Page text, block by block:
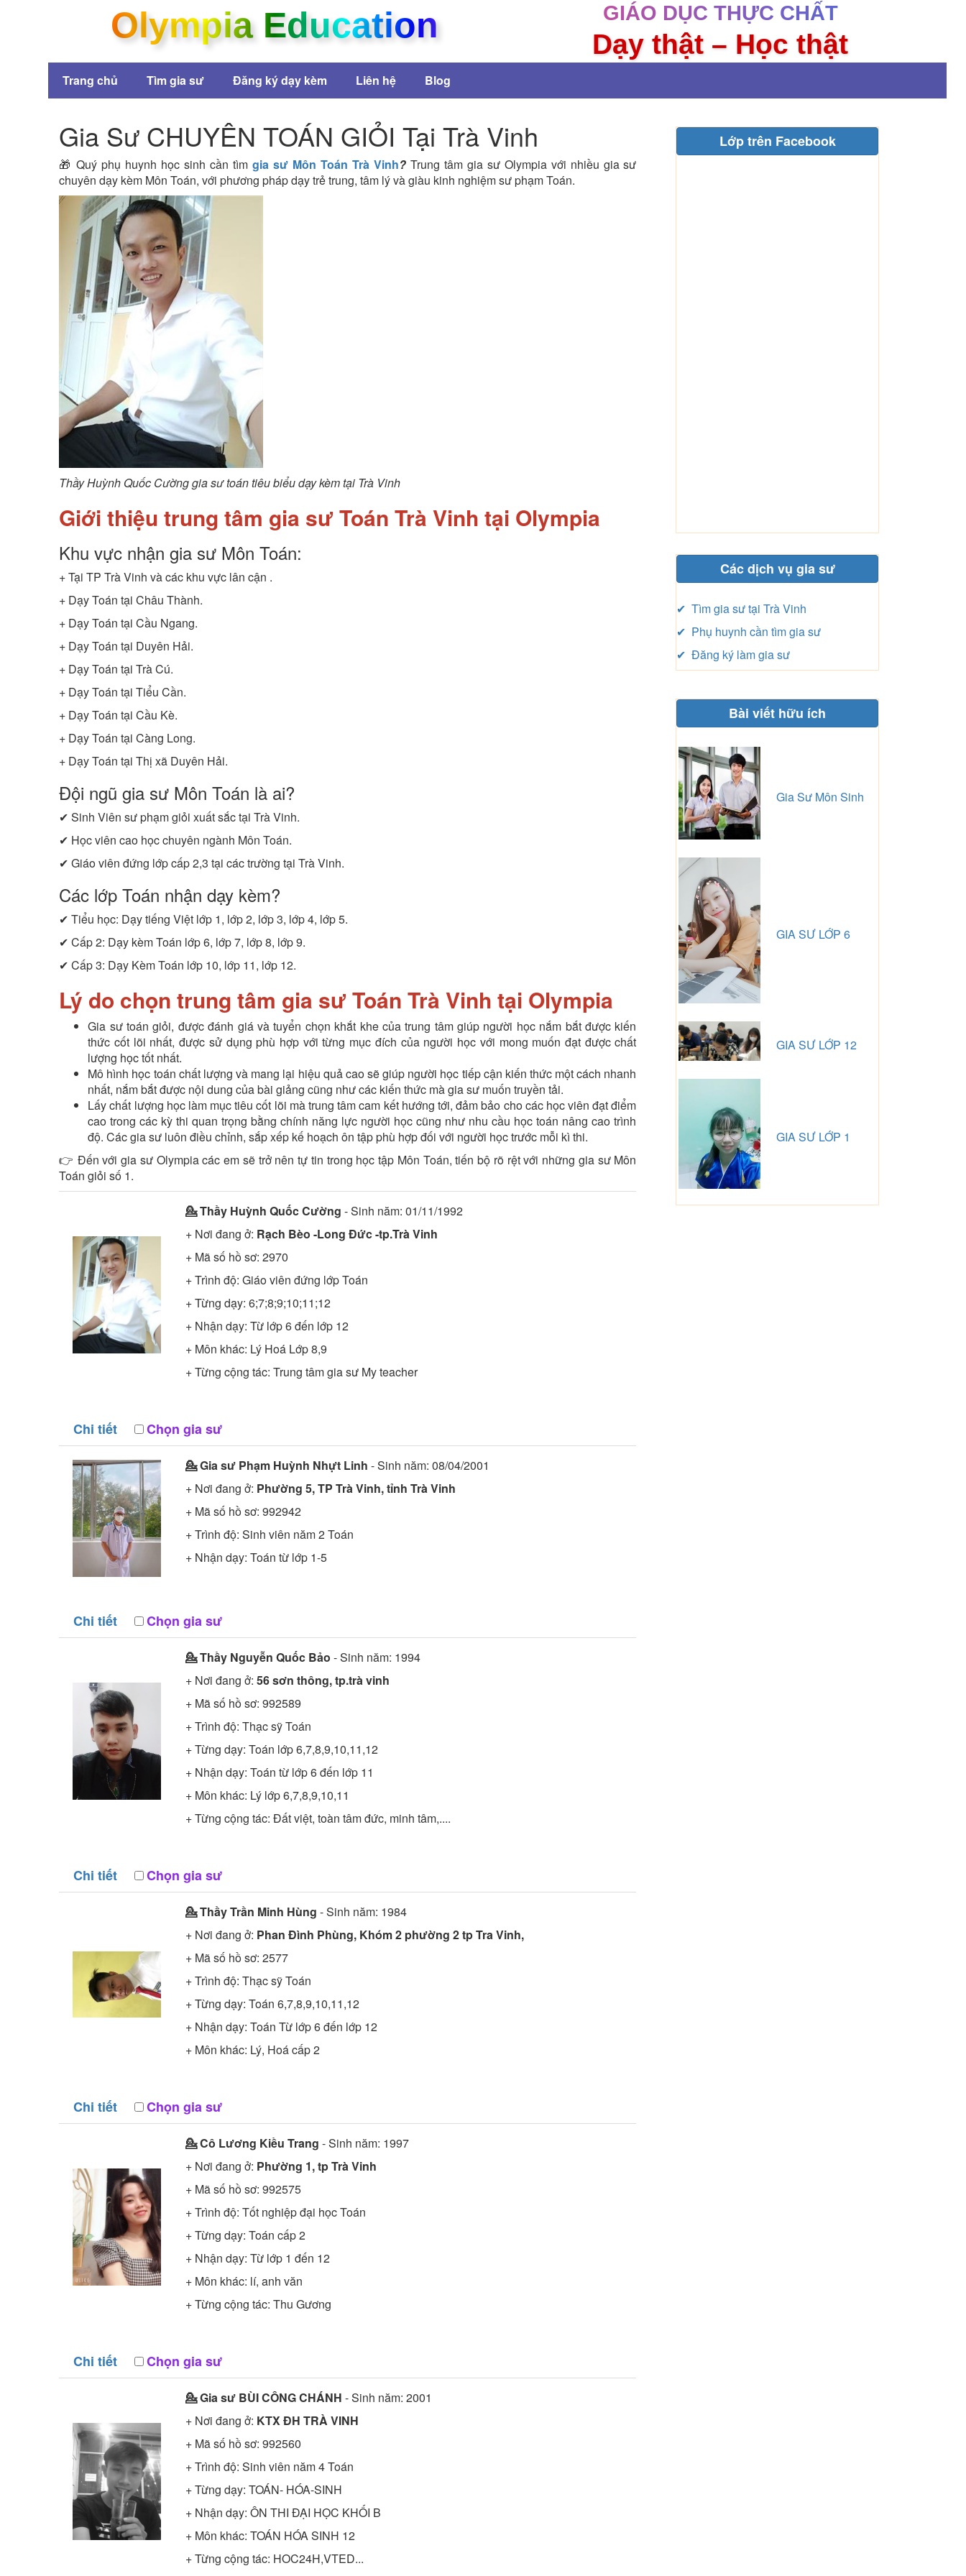
Olympia Education GIÁO DỤC THỰC CHẤT
Dạy thật – Học thật
Trang chủ Tìm gia sư Đăng ký dạy kèm Liên hệ Blog
Gia Sư CHUYÊN TOÁN GIỎI Tại Trà Vinh
🎁 Quý phụ huynh học sinh cần tìm gia sư Môn Toán Trà Vinh?Trung tâm gia sư Olympia với nhiều gia sư
chuyên dạy kèm Môn Toán, với phương pháp dạy trẻ trung, tâm lý và giàu kinh nghiệm sư phạm Toán.
Thầy Huỳnh Quốc Cường gia sư toán tiêu biểu dạy kèm tại Trà Vinh
Giới thiệu trung tâm gia sư Toán Trà Vinh tại Olympia
Khu vực nhận gia sư Môn Toán:
+ Tại TP Trà Vinh và các khu vực lân cận .
+ Dạy Toán tại Châu Thành.
+ Dạy Toán tại Cầu Ngang.
+ Dạy Toán tại Duyên Hải.
+ Dạy Toán tại Trà Cú.
+ Dạy Toán tại Tiểu Cần.
+ Dạy Toán tại Cầu Kè.
+ Dạy Toán tại Càng Long.
+ Dạy Toán tại Thị xã Duyên Hải.
Đội ngũ gia sư Môn Toán là ai?
✔ Sinh Viên sư phạm giỏi xuất sắc tại Trà Vinh.
✔ Học viên cao học chuyên ngành Môn Toán.
✔ Giáo viên đứng lớp cấp 2,3 tại các trường tại Trà Vinh.
Các lớp Toán nhận dạy kèm?
✔ Tiểu học: Dạy tiếng Việt lớp 1, lớp 2, lớp 3, lớp 4, lớp 5.
✔ Cấp 2: Dạy kèm Toán lớp 6, lớp 7, lớp 8, lớp 9.
✔ Cấp 3: Dạy Kèm Toán lớp 10, lớp 11, lớp 12.
Lý do chọn trung tâm gia sư Toán Trà Vinh tại Olympia
Gia sư toán giỏi, được đánh giá và tuyển chọn khắt khe của trung tâm giúp người học nắm bắt được kiến
thức cốt lõi nhất, được sử dụng phù hợp với từng mục đích của người học với mong muốn đạt được chất
lượng học tốt nhất.
Mô hình học toán chất lượng và mang lại hiệu quả cao sẽ giúp người học tiếp cận kiến thức một cách nhanh
nhất, nắm bắt được nội dung của bài giảng cũng như các kiến thức mà gia sư muốn truyền tải.
Lấy chất lượng học làm mục tiêu cốt lõi mà trung tâm cam kết hướng tới, đảm bảo cho các học viên đạt điểm
cao trong các kỳ thi quan trọng bằng chính năng lực người học cũng như nhu cầu học toán nâng cao trình
độ. Các gia sư luôn điều chỉnh, sắp xếp kế hoạch ôn tập phù hợp đối với người học trước mỗi kì thi.
👉 Đến với gia sư Olympia các em sẽ trở nên tự tin trong học tập Môn Toán, tiến bộ rõ rệt với những gia sư Môn
Toán giỏi số 1.
💁 Thầy Huỳnh Quốc Cường - Sinh năm: 01/11/1992
+ Nơi đang ở: Rạch Bèo -Long Đức -tp.Trà Vinh
+ Mã số hồ sơ:2970
+ Trình độ:Giáo viên đứng lớpToán
+ Từng dạy: 6;7;8;9;10;11;12
+ Nhận dạy: Từ lớp 6 đến lớp 12
+ Môn khác: Lý Hoá Lớp 8,9
+ Từng cộng tác: Trung tâm gia sư My teacher
Chi tiết Chọn gia sư
💁 Gia sư Phạm Huỳnh Nhựt Linh - Sinh năm: 08/04/2001
+ Nơi đang ở: Phường 5, TP Trà Vinh, tỉnh Trà Vinh
+ Mã số hồ sơ:992942
+ Trình độ:Sinh viên năm 2Toán
+ Nhận dạy: Toán từ lớp 1-5
Chi tiết Chọn gia sư
💁 Thầy Nguyễn Quốc Bảo - Sinh năm: 1994
+ Nơi đang ở:56 sơn thông, tp.trà vinh
+ Mã số hồ sơ:992589
+ Trình độ:Thạc sỹToán
+ Từng dạy: Toán lớp 6,7,8,9,10,11,12
+ Nhận dạy: Toán từ lớp 6 đến lớp 11
+ Môn khác: Lý lớp 6,7,8,9,10,11
+ Từng cộng tác: Đất việt, toàn tâm đức, minh tâm,....
Chi tiết Chọn gia sư
💁 ThầyTrần Minh Hùng - Sinh năm: 1984
+ Nơi đang ở: Phan Đình Phùng, Khóm 2 phường 2 tp Tra Vinh,
+ Mã số hồ sơ:2577
+ Trình độ:Thạc sỹToán
+ Từng dạy: Toán 6,7,8,9,10,11,12
+ Nhận dạy: Toán Từ lớp 6 đến lớp 12
+ Môn khác: Lý, Hoá cấp 2
Chi tiết Chọn gia sư
💁 Cô Lương Kiều Trang - Sinh năm: 1997
+ Nơi đang ở: Phường 1, tp Trà Vinh
+ Mã số hồ sơ:992575
+ Trình độ:Tốt nghiệp đại họcToán
+ Từng dạy: Toán cấp 2
+ Nhận dạy: Từ lớp 1 đến 12
+ Môn khác: lí, anh văn
+ Từng cộng tác: Thu Gương
Chi tiết Chọn gia sư
💁 Gia sư BÙI CÔNG CHÁNH- Sinh năm: 2001
+ Nơi đang ở: KTX ĐH TRÀ VINH
+ Mã số hồ sơ:992560
+ Trình độ:Sinh viên năm 4Toán
+ Từng dạy: TOÁN- HÓA-SINH
+ Nhận dạy: ÔN THI ĐẠI HỌC KHỐI B
+ Môn khác: TOÁN HÓA SINH 12
+ Từng cộng tác: HOC24H,VTED...
Lớp trên Facebook
Các dịch vụ gia sư
✔ Tìm gia sư tại Trà Vinh
✔ Phụ huynh cần tìm gia sư
✔ Đăng ký làm gia sư
Bài viết hữu ích
Gia Sư Môn Sinh
GIA SƯ LỚP 6
GIA SƯ LỚP 12
GIA SƯ LỚP 1